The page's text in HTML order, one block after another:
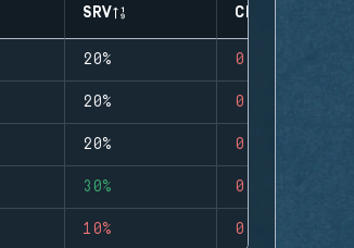
SRV CLUTCHES
20% 0
20% 0
20% 0
30% 0
10% 0